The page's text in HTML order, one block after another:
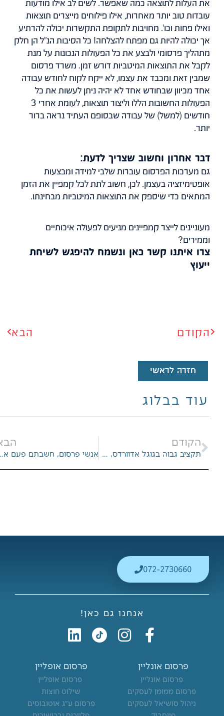
עובדות טוב יותר מאחרות, אילו פילוחים מייצרים תוצאות
ואילו פחות וכו’. מחויבות לתקופת התקשרות יכולה להרתיע
אך יכולה להיות גם מפתח להצלחה! כל הסיבות הנ”ל הן חלק
מתהליך פרסומי ולבצע את כל הפעולות הנכונות על מנת
לקבל את התוצאות המיטביות דורש זמן. משרד פרסום
שמבין זאת ומכבד את עצמו, לא ייקח לקוח לחודש עבודה
אחד מכיוון שבחודש אחד לא יהיה ניתן לעשות את כל
הפעולות החשובות הללו וליצור תוצאות, לעומת אחרי 3
חודשים (למשל) של עבודה שבסופם העתיד נראה ברור
יותר.
דבר אחרון וחשוב שצריך לדעת:
גם מערכות הפרסום עוברות שלבי למידה ומבצעות
אופטימיזציה בעצמן. לכן, חשוב לתת לכל קמפיין את הזמן
המתאים כדי שיספק את התוצאות המיטביות מבחינתו.
מעוניינים לייצר קמפיינים מניעים לפעולה איכותיים
וממירים?
צרו איתנו קשר כאן ונשמח להיפגש לשיחת
ייעוץ
הקודם הבא
הבא
חזרה לראשי
עוד בבלוג
הקודם
072-2730660
אנחנו גם כאן!
F
c
e
b
o
I
L
n
k
e
d
פרסום אונליין
פרסום אונליין
פרסום ממומן לעסקים
ניהול סושיאל לעסקים
פרסום אופליין
פרסום אופליין
שילוט חוצות
פרסום ע"ג אוטובוסים